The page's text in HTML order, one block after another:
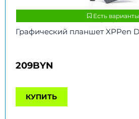
Есть варианты
Графический планшет XPPen
209BYN
КУПИТЬ